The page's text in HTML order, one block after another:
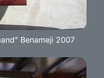
Benameji 2007